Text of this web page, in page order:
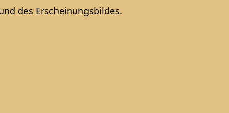
des Erscheinungsbildes.